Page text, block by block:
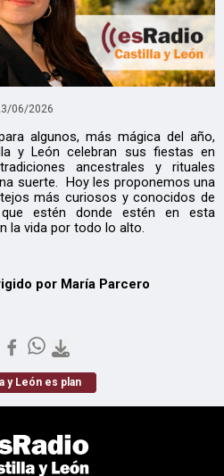
06/2026
algunos, más mágica del año,
y León celebran sus fiestas en
ancestrales y rituales
suerte. Hoy les proponemos una
más curiosos y conocidos de
que estén donde estén en esta
la vida por todo lo alto.
por María Parcero
y León es plan